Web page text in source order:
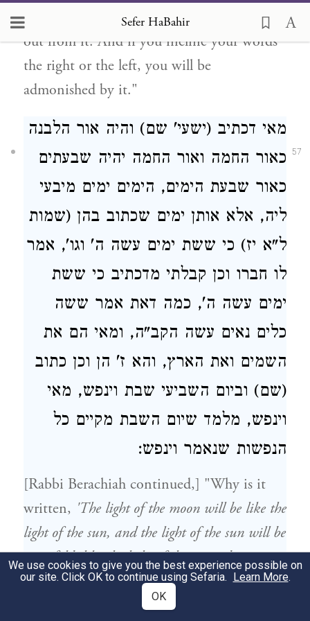
Sefer HaBahir
Why gold? It teaches that judgment comes
out from it. And if you incline your words
the right or the left, you will be
admonished by it."
57
מאי דכתיב (ישעי' שם) והיה אור הלבנה
כאור החמה ואור החמה יהיה שבעתים
כאור שבעת הימים, הימים ימים מיבעי
ליה, אלא אותן ימים שכתוב בהן (שמות
ל"א יז) כי ששת ימים עשה ה' וגו', אמר
לו חברו וכן קבלתי מדכתיב כי ששת
ימים עשה ה', כמה דאת אמר ששה
כלים נאים עשה הקב"ה, ומאי הם את
השמים ואת הארץ, והא ז' הן וכן כתוב
(שם) וביום השביעי שבת וינפש, מאי
וינפש, מלמד שיום השבת מקיים כל
הנפשות שנאמר וינפש:
[Rabbi Berachiah continued,] "Why is it
written, 'The light of the moon will be like the
light of the sun, and the light of the sun will be
sevenfold, like the light of the seven days
[שבעת הימים]'(Isaiah 30:26). 'The days
We use cookies to give you the best experience possible on
our site. Click OK to continue using Sefaria. Learn More.
OK